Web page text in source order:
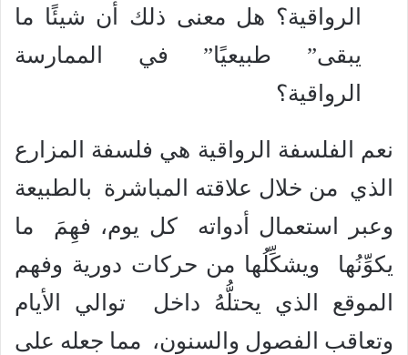
الرواقية؟ هل معنى ذلك أن شيئًا ما
يبقى” طبيعيًا” في الممارسة
الرواقية؟
نعم الفلسفة الرواقية هي فلسفة المزارع
الذي من خلال علاقته المباشرة بالطبيعة
وعبر استعمال أدواته كل يوم، فهِمَ ما
يكوِّنُها ويشكِّلُها من حركات دورية وفهم
الموقع الذي يحتلُّهُ داخل توالي الأيام
وتعاقب الفصول والسنون، مما جعله على